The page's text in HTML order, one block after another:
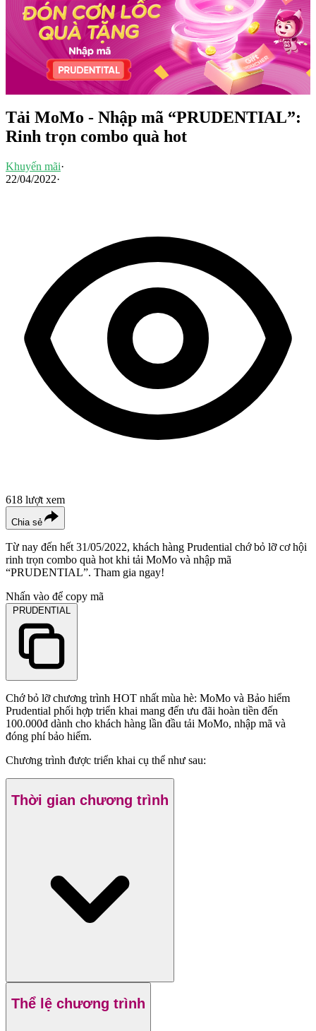
Tải MoMo - Nhập mã “PRUDENTIAL”:
Rinh trọn combo quà hot
Khuyến mãi·
22/04/2022·
618 lượt xem
Chia sẻ
Từ nay đến hết 31/05/2022, khách hàng Prudential chớ bỏ lỡ cơ hội
rinh trọn combo quà hot khi tải MoMo và nhập mã
“PRUDENTIAL”. Tham gia ngay!
Nhấn vào để copy mã
PRUDENTIAL
Chớ bỏ lỡ chương trình HOT nhất mùa hè: MoMo và Bảo hiểm
Prudential phối hợp triển khai mang đến ưu đãi hoàn tiền đến
100.000đ dành cho khách hàng lần đầu tải MoMo, nhập mã và
đóng phí bảo hiểm.
Chương trình được triển khai cụ thể như sau:
Thời gian chương trình
Thể lệ chương trình